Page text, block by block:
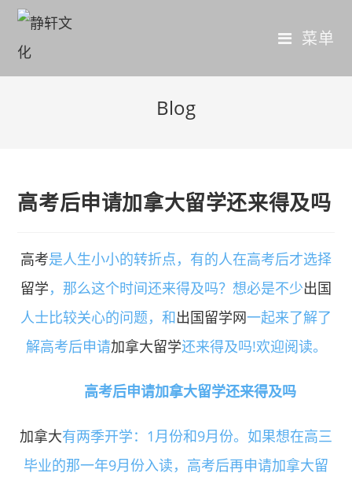
菜单
Blog
高考后申请加拿大留学还来得及吗
高考是人生小小的转折点，有的人在高考后才选择
留学，那么这个时间还来得及吗？想必是不少出国
人士比较关心的问题，和出国留学网一起来了解了
解高考后申请加拿大留学还来得及吗!欢迎阅读。
高考后申请加拿大留学还来得及吗
加拿大有两季开学：1月份和9月份。如果想在高三
毕业的那一年9月份入读，高考后再申请加拿大留